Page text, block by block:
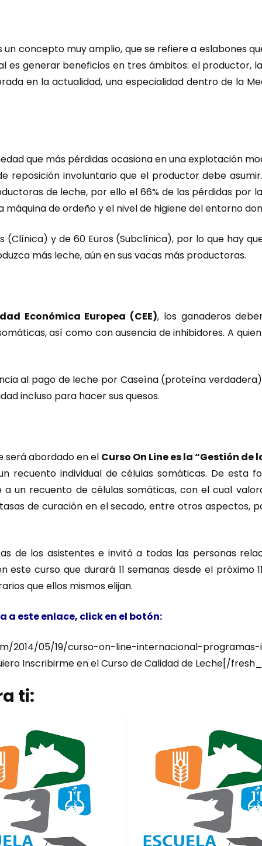
un concepto muy amplio, que se refiere a eslabones
es generar beneficios en tres ámbitos: el productor,
en la actualidad, una especialidad dentro de la
que más pérdidas ocasiona en una explotación
reposición involuntario que el productor debe
de leche, por ello el 66% de las pérdidas por
de ordeño y el nivel de higiene del entorno
(Clínica) y de 60 Euros (Subclínica), por lo que hay
más leche, aún en sus vacas más productoras.
Económica Europea (CEE), los ganaderos
así como con ausencia de inhibidores. A
al pago de leche por Caseína (proteína
incluso para hacer sus quesos.
será abordado en el Curso On Line es la “Gestión de
recuento individual de células somáticas. De esta
un recuento de células somáticas, con el cual
de curación en el secado, entre otros
de los asistentes e invitó a todas las personas
este curso que durará 11 semanas desde el próximo
que ellos mismos elijan.
este enlace, click en el botón:
05/19/curso-on-line-internacional-programas-
Inscribirme en el Curso de Calidad de Leche[/
ti: